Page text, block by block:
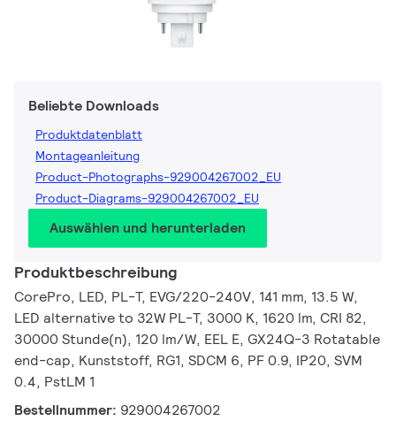
Beliebte Downloads
Produktdatenblatt
Montageanleitung
Product-Photographs-929004267002_EU
Product-Diagrams-929004267002_EU
Auswählen und herunterladen
Produktbeschreibung
CorePro, LED, PL-T, EVG/220-240V, 141 mm, 13.5 W,
LED alternative to 32W PL-T, 3000 K, 1620 lm, CRI 82,
30000 Stunde(n), 120 lm/W, EEL E, GX24Q-3 Rotatable
end-cap, Kunststoff, RG1, SDCM 6, PF 0.9, IP20, SVM
0.4, PstLM 1
Bestellnummer: 929004267002